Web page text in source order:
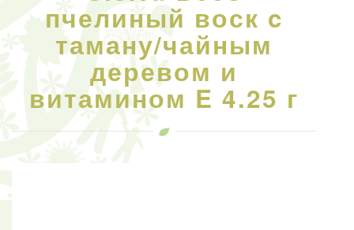
пчелиный воск c
таману/чайным
деревом и
витамином E 4.25 г